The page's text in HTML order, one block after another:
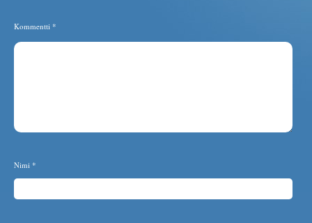
Kommentti *
Nimi *